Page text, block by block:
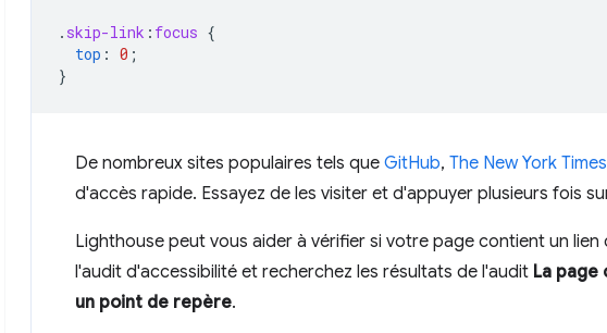
. skip-link : focus {
top : 0 ;
}
De nombreux sites populaires tels que GitHub, The New York Times
d'accès rapide. Essayez de les visiter et d'appuyer plusieurs fois
Lighthouse peut vous aider à vérifier si votre page contient un
l'audit d'accessibilité et recherchez les résultats de l'audit La
un point de repère.